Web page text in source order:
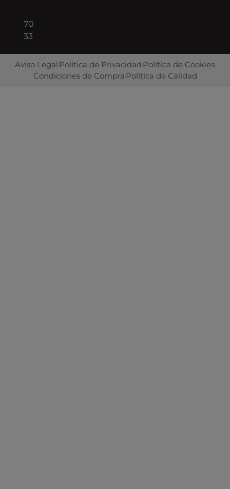
70
33
Aviso Legal Política de Privacidad Política de Cookies
Condiciones de Compra Política de Calidad